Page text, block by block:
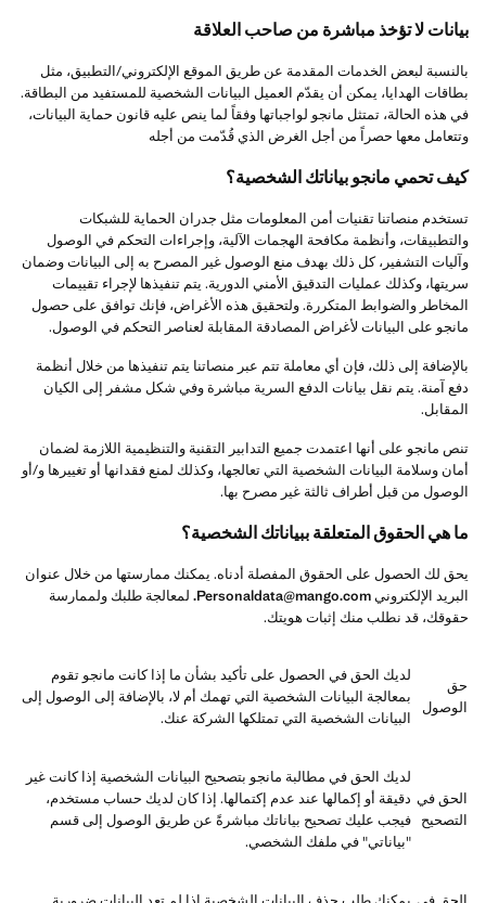
بيانات لا تؤخذ مباشرة من صاحب العلاقة
بالنسبة لبعض الخدمات المقدمة عن طريق الموقع الإلكتروني/التطبيق، مثل
بطاقات الهدايا، يمكن أن يقدّم العميل البيانات الشخصية للمستفيد من البطاقة.
في هذه الحالة، تمتثل مانجو لواجباتها وفقاً لما ينص عليه قانون حماية البيانات،
وتتعامل معها حصراً من أجل الغرض الذي قُدّمت من أجله
كيف تحمي مانجو بياناتك الشخصية؟
تستخدم منصاتنا تقنيات أمن المعلومات مثل جدران الحماية للشبكات
والتطبيقات، وأنظمة مكافحة الهجمات الآلية، وإجراءات التحكم في الوصول
وآليات التشفير، كل ذلك بهدف منع الوصول غير المصرح به إلى البيانات وضمان
سريتها، وكذلك عمليات التدقيق الأمني الدورية. يتم تنفيذها لإجراء تقييمات
المخاطر والضوابط المتكررة. ولتحقيق هذه الأغراض، فإنك توافق على حصول
مانجو على البيانات لأغراض المصادقة المقابلة لعناصر التحكم في الوصول.
بالإضافة إلى ذلك، فإن أي معاملة تتم عبر منصاتنا يتم تنفيذها من خلال أنظمة
دفع آمنة. يتم نقل بيانات الدفع السرية مباشرة وفي شكل مشفر إلى الكيان
المقابل.
تنص مانجو على أنها اعتمدت جميع التدابير التقنية والتنظيمية اللازمة لضمان
أمان وسلامة البيانات الشخصية التي تعالجها، وكذلك لمنع فقدانها أو تغييرها و/أو
الوصول من قبل أطراف ثالثة غير مصرح بها.
ما هي الحقوق المتعلقة ببياناتك الشخصية؟
يحق لك الحصول على الحقوق المفصلة أدناه. يمكنك ممارستها من خلال عنوان
البريد الإلكترونيPersonaldata@mango.com. لمعالجة طلبك ولممارسة
حقوقك، قد نطلب منك إثبات هويتك.
حق
الوصول
لديك الحق في الحصول على تأكيد بشأن ما إذا كانت مانجو تقوم
بمعالجة البيانات الشخصية التي تهمك أم لا، بالإضافة إلى الوصول إلى
البيانات الشخصية التي تمتلكها الشركة عنك.
الحق في
التصحيح
لديك الحق في مطالبة مانجو بتصحيح البيانات الشخصية إذا كانت غير
دقيقة أو إكمالها عند عدم إكتمالها. إذا كان لديك حساب مستخدم،
فيجب عليك تصحيح بياناتك مباشرةً عن طريق الوصول إلى قسم
"بياناتي" في ملفك الشخصي.